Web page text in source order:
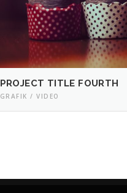
PROJECT TITLE FOURTH
GRAFIK / VIDEO